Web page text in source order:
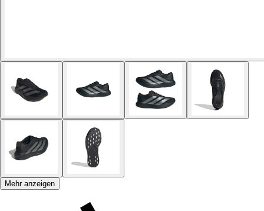
Mehr anzeigen